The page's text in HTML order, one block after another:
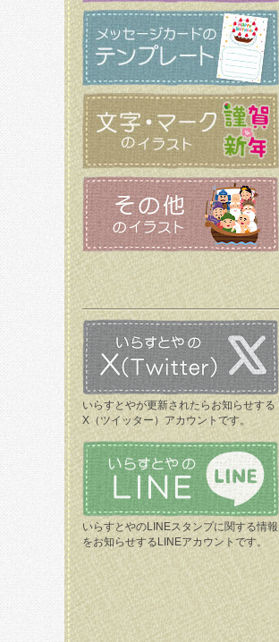
いらすとやが更新されたらお知らせする
X（ツイッター）アカウントです。
いらすとやのLINEスタンプに関する情報
をお知らせするLINEアカウントです。